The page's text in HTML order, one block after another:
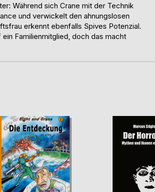
Während sich Crane mit der Technik
und verwickelt den ahnungslosen
erkennt ebenfalls Spives Potenzial.
Familienmitglied, doch das macht